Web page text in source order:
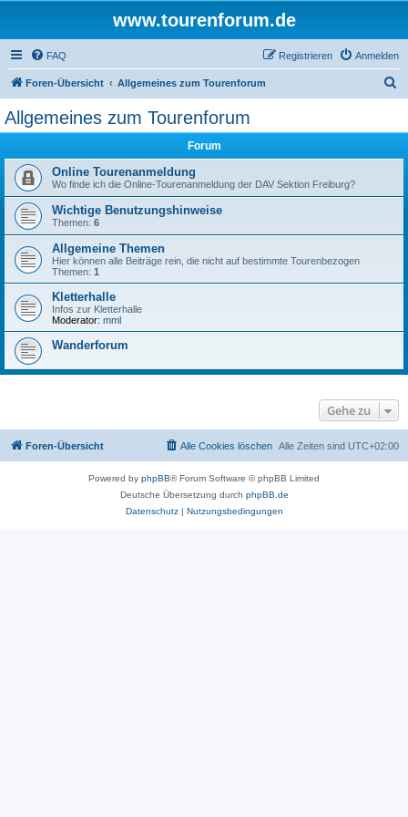
www.tourenforum.de
FAQ Anmelden
Registrieren
Foren-Übersicht Allgemeines zum Tourenforum
Allgemeines zum Tourenforum
Forum
Online Tourenanmeldung
Wo finde ich die Online-Tourenanmeldung der DAV Sektion Freiburg?
Wichtige Benutzungshinweise
Themen: 6
Allgemeine Themen
Hier können alle Beiträge rein, die nicht auf bestimmte Tourenbezogen
Themen: 1
Kletterhalle
Infos zur Kletterhalle
Moderator: mml
Wanderforum
Gehe zu
Foren-Übersicht Alle Zeiten sind UTC+02:00
Alle Cookies löschen
Powered by phpBB® Forum Software © phpBB Limited
Deutsche Übersetzung durch phpBB.de
Datenschutz| Nutzungsbedingungen